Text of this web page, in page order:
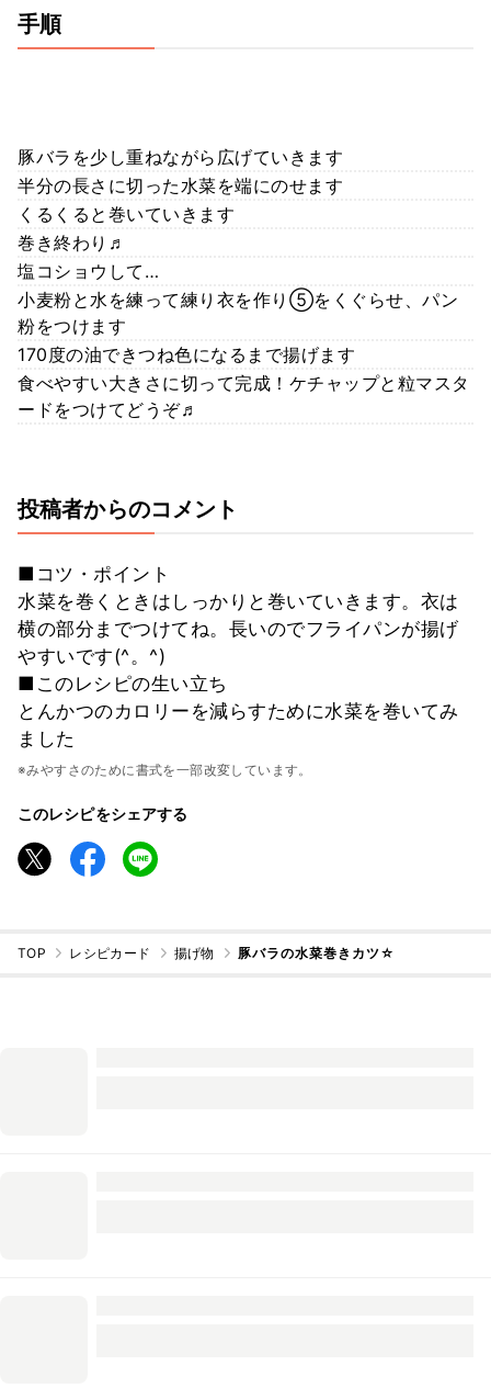
手順
豚バラを少し重ねながら広げていきます
半分の長さに切った水菜を端にのせます
くるくると巻いていきます
巻き終わり♬
塩コショウして…
小麦粉と水を練って練り衣を作り⑤をくぐらせ、パン
粉をつけます
170度の油できつね色になるまで揚げます
食べやすい大きさに切って完成！ケチャップと粒マスタ
ードをつけてどうぞ♬
投稿者からのコメント
■コツ・ポイント
水菜を巻くときはしっかりと巻いていきます。衣は
横の部分までつけてね。長いのでフライパンが揚げ
やすいです(^。^)
■このレシピの生い立ち
とんかつのカロリーを減らすために水菜を巻いてみ
ました
※みやすさのために書式を一部改変しています。
このレシピをシェアする
TOP レシピカード 揚げ物 豚バラの水菜巻きカツ☆